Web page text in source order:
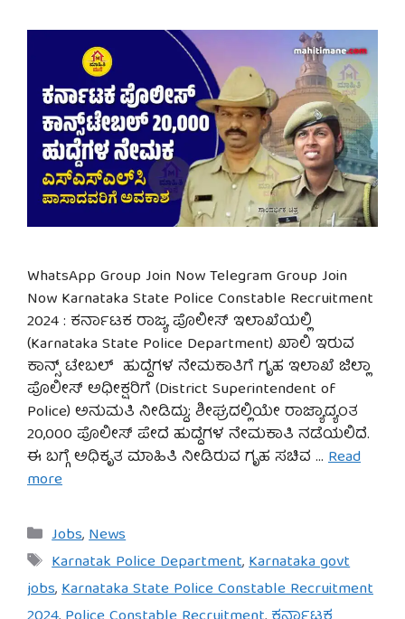
WhatsApp Group Join Now Telegram Group Join
Now Karnataka State Police Constable Recruitment
2024 : ಕರ್ನಾಟಕ ರಾಜ್ಯ ಪೊಲೀಸ್ ಇಲಾಖೆಯಲ್ಲಿ
(Karnataka State Police Department) ಖಾಲಿ ಇರುವ
ಕಾನ್ಸ್ ಟೇಬಲ್ ಹುದ್ದೆಗಳ ನೇಮಕಾತಿಗೆ ಗೃಹ ಇಲಾಖೆ ಜಿಲ್ಲಾ
ಪೊಲೀಸ್ ಅಧೀಕ್ಷರಿಗೆ (District Superintendent of
Police) ಅನುಮತಿ ನೀಡಿದ್ದು; ಶೀಘ್ರದಲ್ಲಿಯೇ ರಾಜ್ಯಾದ್ಯಂತ
20,000 ಪೊಲೀಸ್ ಪೇದೆ ಹುದ್ದೆಗಳ ನೇಮಕಾತಿ ನಡೆಯಲಿದೆ.
ಈ ಬಗ್ಗೆ ಅಧಿಕೃತ ಮಾಹಿತಿ ನೀಡಿರುವ ಗೃಹ ಸಚಿವ … Read
more
Categories
Jobs,News
Tags
Karnatak Police Department,Karnataka govt
jobs,Karnataka State Police Constable Recruitment